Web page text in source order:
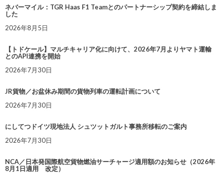
ネバーマイル：TGR Haas F1 Teamとのパートナーシップ契約を締結しま
した
2026年8月5日
【トドケール】マルチキャリア化に向けて、2026年7月よりヤマト運輸
とのAPI連携を開始
2026年7月30日
JR貨物／お盆休み期間の貨物列車の運転計画について
2026年7月30日
にしてつドイツ現地法人 シュツットガルト事務所移転のご案内
2026年7月30日
NCA／日本発国際航空貨物燃油サーチャージ適用額のお知らせ（2026年
8月1日適用 改定）